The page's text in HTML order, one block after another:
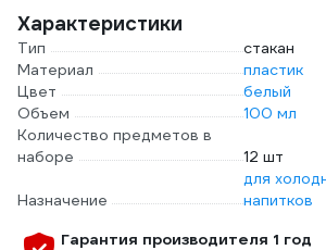
Характеристики
Тип
стакан
Материал
пластик
Цвет
белый
Объем
100 мл
Количество предметов в
наборе
12 шт
Назначение
для
напитков
Гарантия производителя 1 год